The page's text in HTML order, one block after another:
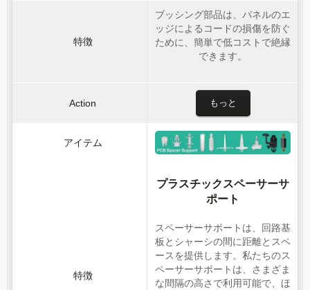
ブッシング部品は、パネルのエ
ッジによるコードの損傷を防ぐ
ために、簡単で低コストで絶縁
できます。
もっと
プラスチックスペーサーサ
ポート
スペーサーサポートは、回路基
板とシャーシの間に距離とスペ
ースを提供します。私たちのス
ペーサーサポートは、さまざま
な間隔の高さで利用可能で、ほ